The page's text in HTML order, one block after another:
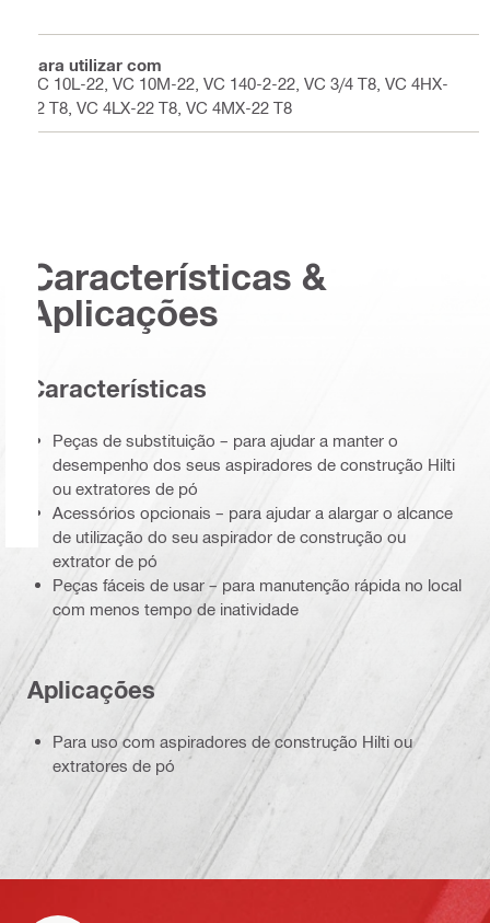
Para utilizar com
VC 10L-22, VC 10M-22, VC 140-2-22, VC 3/4 T8, VC 4HX-
22 T8, VC 4LX-22 T8, VC 4MX-22 T8
Características &
Aplicações
Características
Peças de substituição – para ajudar a manter o
desempenho dos seus aspiradores de construção Hilti
ou extratores de pó
Acessórios opcionais – para ajudar a alargar o alcance
de utilização do seu aspirador de construção ou
extrator de pó
Peças fáceis de usar – para manutenção rápida no local
com menos tempo de inatividade
Aplicações
Para uso com aspiradores de construção Hilti ou
extratores de pó